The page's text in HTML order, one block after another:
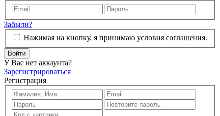
Забыли?
Нажимая на кнопку, я принимаю условия соглашения.
Войти
У Вас нет аккаунта?
Зарегистрироваться
Регистрация